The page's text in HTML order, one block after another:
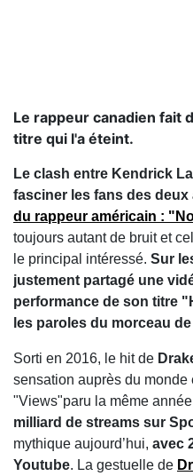
Le rappeur canadien fait
titre qui l'a éteint.
Le clash entre Kendrick
fasciner les fans des deux
du rappeur américain :
toujours autant de bruit et
le principal intéressé. Sur
justement partagé une
performance de son titre
les paroles du morceau
Sorti en 2016, le hit de
sensation auprès du monde
"Views"paru la même
milliard de streams sur
mythique aujourd’hui, avec
Youtube. La gestuelle de